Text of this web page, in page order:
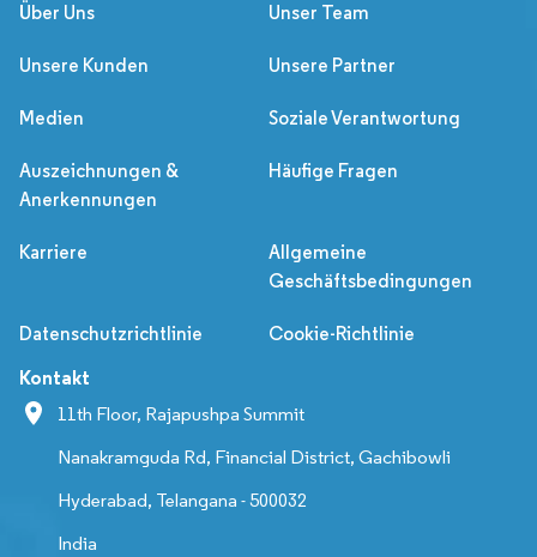
Über Uns Unser Team
Unsere Kunden Unsere Partner
Medien Soziale Verantwortung
Auszeichnungen &
Anerkennungen
Häufige Fragen
Karriere
Allgemeine
Geschäftsbedingungen
Datenschutzrichtlinie Cookie-Richtlinie
Kontakt
11th Floor, Rajapushpa Summit
Nanakramguda Rd, Financial District, Gachibowli
Hyderabad, Telangana - 500032
India